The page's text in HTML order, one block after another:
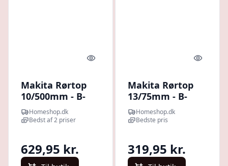
Quick look
Makita Rørtop
10/500mm - B-
52554
Homeshop.dk
Bedst af 2 priser
629,95 kr.
Quick
Makita Rørtop
13/75mm - B-
52576
Homeshop.dk
Bedste pris
319,95 kr.